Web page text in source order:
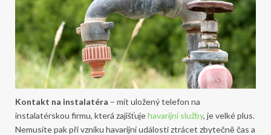
Kontakt na instalatéra – mít uložený telefon na
instalatérskou firmu, která zajišťujehavarijní služby, je velké plus.
Nemusíte pak při vzniku havarijní události ztrácet zbytečně čas a